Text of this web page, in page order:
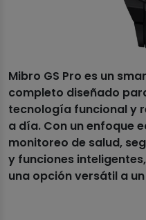
Mibro GS Pro es un
completo diseñado
tecnología funcional y
a día. Con un enfoque
monitoreo de salud,
y funciones
una opción versátil a